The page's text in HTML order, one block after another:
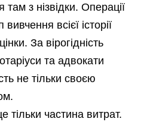
там з нізвідки. Операції
всієї історії
За вірогідність
та адвокати
не тільки своєю
тільки частина витрат.